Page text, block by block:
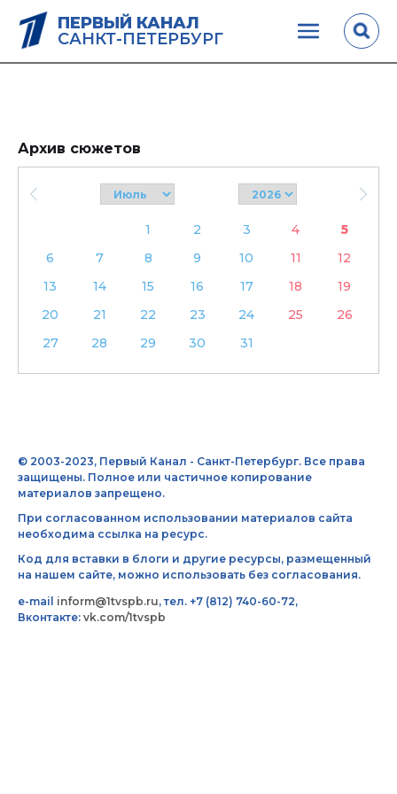
ПЕРВЫЙ КАНАЛ
САНКТ-ПЕТЕРБУРГ
Архив сюжетов
1 2 3 4
5
6
7 8 9 10 11
12
13
14 15 16 17 18
19
20
21 22 23 24 25
26
27
28 29 30 31
© 2003-2023, Первый Канал - Санкт-Петербург. Все права
защищены. Полное или частичное копирование
материалов запрещено.
При согласованном использовании материалов сайта
необходима ссылка на ресурс.
Код для вставки в блоги и другие ресурсы, размещенный
на нашем сайте, можно использовать без согласования.
e-mail inform@1tvspb.ru, тел. +7 (812) 740-60-72,
Вконтакте: vk.com/1tvspb